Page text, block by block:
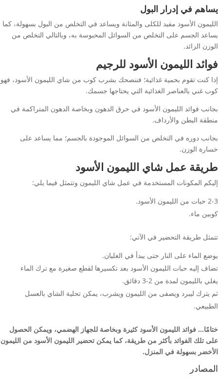
يساهم في إدرار البول
الليمون الأسود مفيد للكلى والمثانة ويساعد في التخلص من البول بسهولة، كما
يساعد الجسم على التخلص من السوائل المحبوسة به، وبالتالي التخلص من
الوزن الزائد.
فوائد الليمون الأسود للرجيم
إذا كنت تقوم بحمية غذائية؛ فننصحك بشرب كوب من شاي الليمون الأسود، فهو
كوب غني بالعناصر الغذائية التي يحتاجها جسمك.
بجانب فوائد الليمون الأسود في حرق الدهون وبخاصة الدهون المتراكمة في
منطقة البطن والأرداف.
بجانب دوره في التخلص من السوائل الموجودة بالجسم؛ مما يساعد على
خسارة الوزن.
طريقة عمل شاي الليمون الأسود
إليكم المكونات المستخدمة في عمل شاي الليمون وتتمثل فيما يلي:
2-3 حبات من الليمون الأسود.
كوبين ماء.
تتمثل طريقة التحضير في الآتي:
يوضع الماء على النار حتى يبدأ في الغليان.
تضاف إليه حبات الليمون الأسود بعد تكسيرها لقطع صغيرة مع ترك الماء
يغلي بالليمون لمدة من 2-3 دقائق.
ثم يترك ليبرد ويصفى من الليمون ويشرب، يمكن تحلية الشاي بالعسل
الطبيعي.
ختامًا… فوائد الليمون الأسود كثيرة وبخاصة للجهاز الهضمي، ويمكن الحصول
على تلك الفوائد بأكثر من طريقة، كما يمكن تحضير الليمون الأسود من الليمون
الأخضر بسهولة في المنزل.
المصادر